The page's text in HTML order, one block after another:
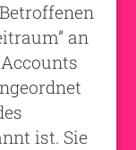
an
ist. Sie